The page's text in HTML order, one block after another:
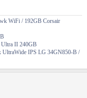
WiFi / 192GB Corsair
Ultra II 240GB
UltraWide IPS LG 34GN850-B /